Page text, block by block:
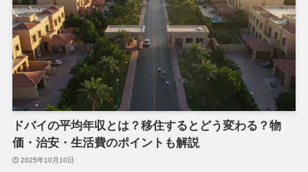
ドバイの平均年収とは？移住するとどう変わる？物
価・治安・生活費のポイントも解説
2025年10月10日